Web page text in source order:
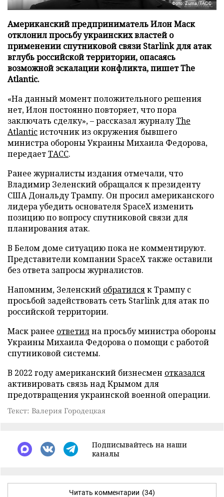
Фото: Zuma/ТАСС
Американский предприниматель Илон Маск
отклонил просьбу украинских властей о
применении спутниковой связи Starlink для атак
вглубь российской территории, опасаясь
возможной эскалации конфликта, пишет The
Atlantic.
«На данный момент положительного решения
нет, Илон постоянно повторяет, что пора
заключать сделку», – рассказал журналуThe
Atlanticисточник из окружения бывшего
министра обороны Украины Михаила Федорова,
передаетТАСС.
Ранее журналисты издания отмечали, что
Владимир Зеленский обращался к президенту
США Дональду Трампу. Он просил американского
лидера убедить основателя SpaceX изменить
позицию по вопросу спутниковой связи для
планирования атак.
В Белом доме ситуацию пока не комментируют.
Представители компании SpaceX также оставили
без ответа запросы журналистов.
Напомним, Зеленский обратилсяк Трампу с
просьбой задействовать сеть Starlink для атак по
российской территории.
Маск ранее ответилна просьбу министра обороны
Украины Михаила Федорова о помощи с работой
спутниковой системы.
В 2022 году американский бизнесмен отказался
активировать связь над Крымом для
предотвращения украинской военной операции.
Текст: Валерия Городецкая
Подписывайтесь на наши
каналы
Читать комментарии (34)